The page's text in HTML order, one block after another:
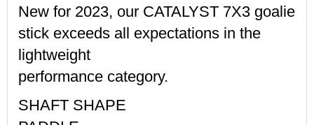
New for 2023, our CATALYST 7X3 goalie
stick exceeds all expectations in the
lightweight
performance category.
SHAFT SHAPE